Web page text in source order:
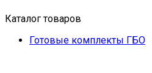
Каталог товаров
Готовые комплекты ГБО